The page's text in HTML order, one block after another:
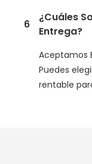
6
¿Cuáles
Entrega?
Aceptamos
Puedes
rentable